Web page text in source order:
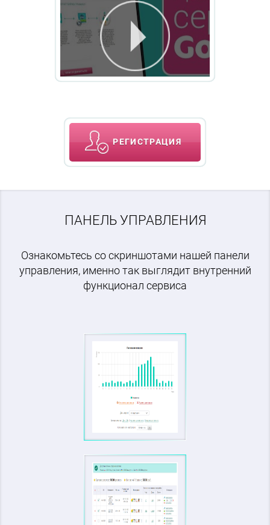
РЕГИСТРАЦИЯ
ПАНЕЛЬ УПРАВЛЕНИЯ
Ознакомьтесь со скриншотами нашей панели
управления, именно так выглядит внутренний
функционал сервиса